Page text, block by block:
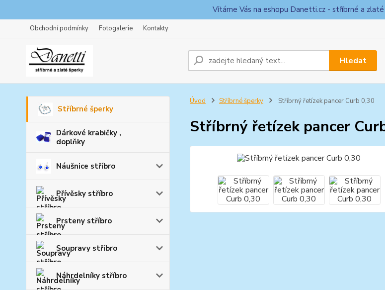
Vítáme Vás na eshopu Danetti.cz - stříbrné a
Obchodní podmínky Fotogalerie Kontakty
Hledat
Stříbrné šperky
Dárkové krabičky ,
doplňky
Náušnice stříbro
Přívěsky stříbro
Prsteny stříbro
Soupravy stříbro
Náhrdelníky stříbro
Úvod Stříbrné šperky Stříbrný řetízek pancer Curb 0,30
Stříbrný řetízek pancer